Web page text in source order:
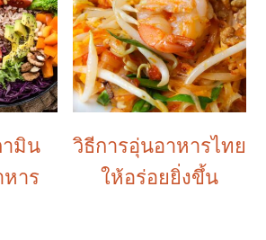
ามิน
าร
วิธีการอุ่นอาหารไทย
ให้อร่อยยิ่งขึ้น